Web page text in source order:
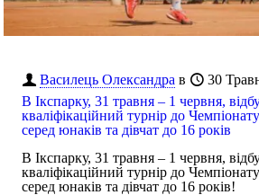
Василець Олександра в
30
В Ікспарку, 31 травня – 1 червня,
кваліфікаційний турнір до
серед юнаків та дівчат до 16 років
В Ікспарку, 31 травня – 1 червня,
кваліфікаційний турнір до
серед юнаків та дівчат до 16 років!